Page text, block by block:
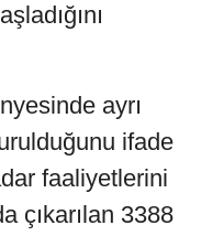
ayrı
ifade
faaliyetlerini
çıkarılan 3388